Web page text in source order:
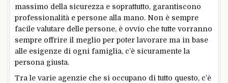
massimo della sicurezza e soprattutto, garantiscono
professionalità e persone alla mano. Non è sempre
facile valutare delle persone, è ovvio che tutte vorranno
sempre offrire il meglio per poter lavorare ma in base
alle esigenze di ogni famiglia, c’è sicuramente la
persona giusta.
Tra le varie agenzie che si occupano di tutto questo, c’è